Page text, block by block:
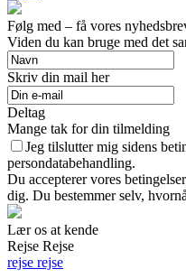
Følg med – få vores
Viden du kan bruge med det
Skriv din mail her
Deltag
Mange tak for din tilmelding
Jeg tilslutter mig sidens
persondatabehandling.
Du accepterer vores
dig. Du bestemmer selv,
Lær os at kende
Rejse Rejse
rejse rejse